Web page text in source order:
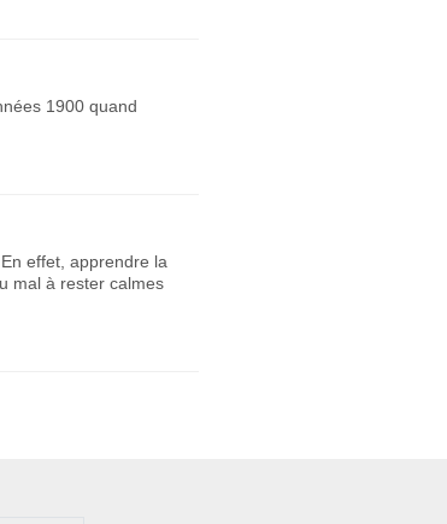
1900 quand
effet, apprendre la
mal à rester calmes